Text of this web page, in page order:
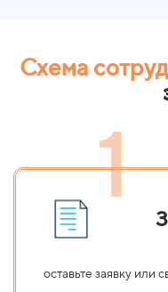
Схема
1
оставьте заявку